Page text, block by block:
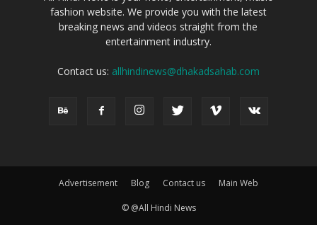
fashion website. We provide you with the latest
breaking news and videos straight from the
entertainment industry.
Contact us: allhindinews@dhakadsahab.com
Advertisement Blog Contact us Main Web
© @All Hindi News